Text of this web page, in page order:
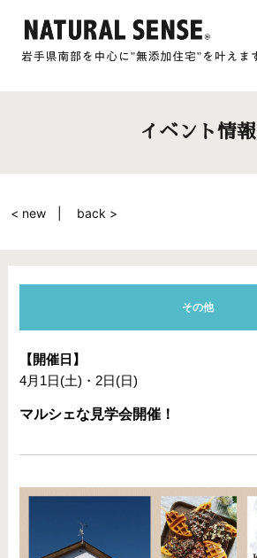
イベント情報
< new back >
その他
【開催日】
4月1日(土)・2日(日)
マルシェな見学会開催！